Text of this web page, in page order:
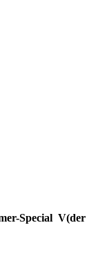
Special V(der